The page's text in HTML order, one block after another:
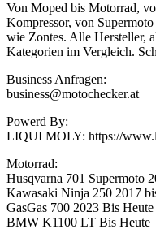
Von Moped bis Motorrad,
Kompressor, von
wie Zontes. Alle Hersteller,
Kategorien im Vergleich.
Business Anfragen:
business@motochecker.at
Powerd By:
LIQUI MOLY: https://
Motorrad:
Husqvarna 701 Supermoto
Kawasaki Ninja 250 2017
GasGas 700 2023 Bis Heute
BMW K1100 LT Bis Heute